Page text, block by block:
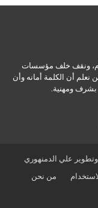
ونقف خلف مؤسسات
نعلم أن الكلمة أمانه وأن
بشرف ومهنية.
علي الدمنهوري
من نحن